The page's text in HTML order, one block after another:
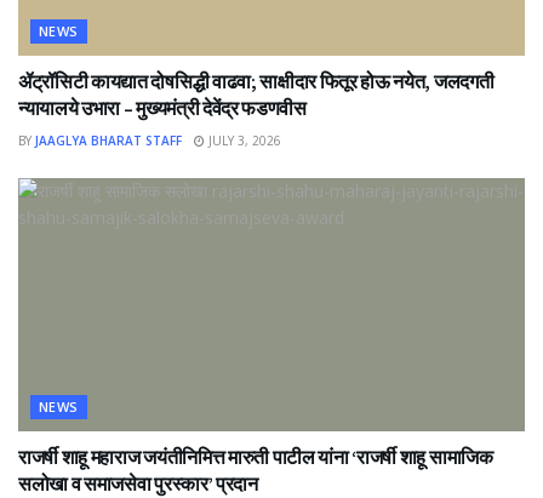
NEWS
ॲट्रॉसिटी कायद्यात दोषसिद्धी वाढवा; साक्षीदार फितूर होऊ नयेत, जलदगती
न्यायालये उभारा – मुख्यमंत्री देवेंद्र फडणवीस
BY JAAGLYA BHARAT STAFF JULY 3, 2026
NEWS
राजर्षी शाहू महाराज जयंतीनिमित्त मारुती पाटील यांना ‘राजर्षी शाहू सामाजिक
सलोखा व समाजसेवा पुरस्कार’ प्रदान